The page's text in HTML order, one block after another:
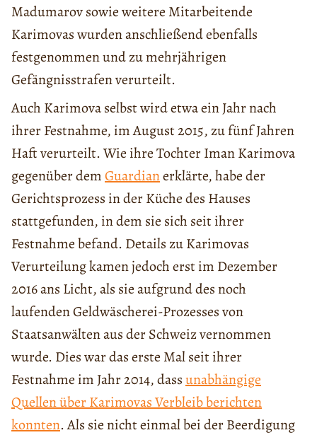
Madumarov sowie weitere Mitarbeitende
Karimovas wurden anschließend ebenfalls
festgenommen und zu mehrjährigen
Gefängnisstrafen verurteilt.
Auch Karimova selbst wird etwa ein Jahr nach
ihrer Festnahme, im August 2015, zu fünf Jahren
Haft verurteilt. Wie ihre Tochter Iman Karimova
gegenüber demGuardianerklärte, habe der
Gerichtsprozess in der Küche des Hauses
stattgefunden, in dem sie sich seit ihrer
Festnahme befand. Details zu Karimovas
Verurteilung kamen jedoch erst im Dezember
2016 ans Licht, als sie aufgrund des noch
laufenden Geldwäscherei-Prozesses von
Staatsanwälten aus der Schweiz vernommen
wurde. Dies war das erste Mal seit ihrer
Festnahme im Jahr 2014, dassunabhängige
Quellen über Karimovas Verbleib berichten
konnten. Als sie nicht einmal bei der Beerdigung